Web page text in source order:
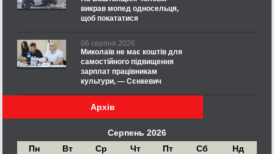
викрав мопед односельця,
щоб покататися
06 серпня 2026
Миколаїв не має коштів для
самостійного підвищення
зарплат працівникам
культури, — Сєнкевич
Архів
Серпень 2026
Пн
Вт Ср Чт Пт Сб
Нд